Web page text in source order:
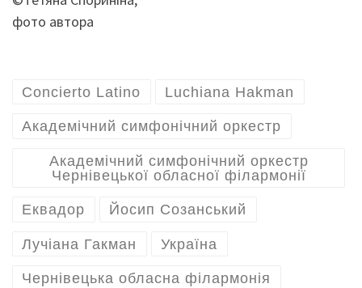
фото автора
Concierto Latino Luchiana Hakman
Академічний симфонічний оркестр
Академічний симфонічний оркестр
Чернівецької обласної філармонії
Еквадор Йосип Созанський
Лучіана Гакман Україна
Чернівецька обласна філармонія